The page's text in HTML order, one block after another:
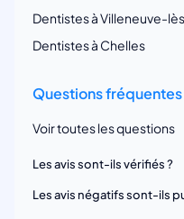
Dentistes à Villeneuve-
Dentistes à Chelles
Questions fréquentes
Voir toutes les questions
Les avis sont-ils vérifiés ?
Les avis négatifs sont-ils